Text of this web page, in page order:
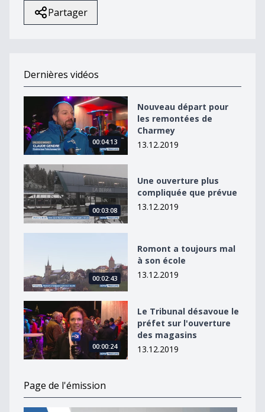
Partager
Dernières vidéos
Nouveau départ pour les remontées de Charmey
00:04:13
Nouveau départ pour
les remontées de
Charmey
13.12.2019
Une ouverture plus compliquée que prévue
00:03:08
Une ouverture plus
compliquée que prévue
13.12.2019
00:02:43
Romont a toujours mal
à son école
13.12.2019
Le Tribunal désavoue le préfet sur l&#039;ouverture
00:00:24
Le Tribunal désavoue le
préfet sur l'ouverture
des magasins
13.12.2019
Page de l'émission